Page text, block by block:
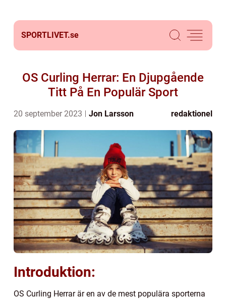
SPORTLIVET.se
OS Curling Herrar: En Djupgående
Titt På En Populär Sport
20 september 2023 Jon Larsson redaktionel
Introduktion:
OS Curling Herrar är en av de mest populära sporterna